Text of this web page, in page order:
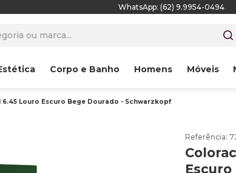
WhatsApp: (62) 9.9954-0494
Corpo e Banho Homens Móveis
6.45 Louro Escuro Bege Dourado - Schwarzkopf
Referência: